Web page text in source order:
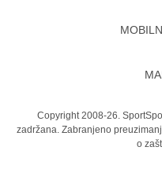
Copyright 2008-26.
zadržana. Zabranjeno
o